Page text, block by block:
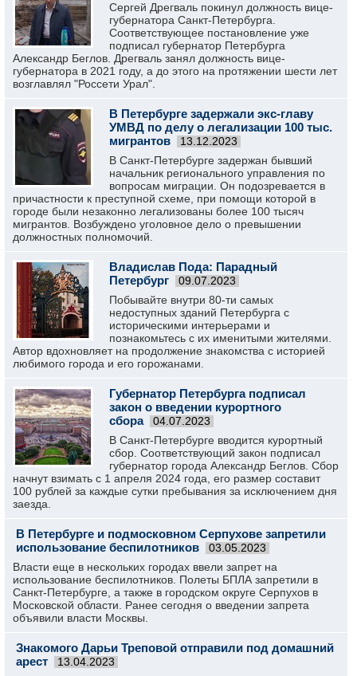
Сергей Дрегваль покинул должность вице-
губернатора Санкт-Петербурга.
Соответствующее постановление уже
подписал губернатор Петербурга
Александр Беглов. Дрегваль занял должность вице-
губернатора в 2021 году, а до этого на протяжении шести лет
возглавлял "Россети Урал".
В Петербурге задержали экс-главу
УМВД по делу о легализации 100 тыс.
мигрантов
13.12.2023
В Санкт-Петербурге задержан бывший
начальник регионального управления по
вопросам миграции. Он подозревается в
причастности к преступной схеме, при помощи которой в
городе были незаконно легализованы более 100 тысяч
мигрантов. Возбуждено уголовное дело о превышении
должностных полномочий.
Владислав Пода: Парадный
Петербург
09.07.2023
Побывайте внутри 80-ти самых
недоступных зданий Петербурга с
историческими интерьерами и
познакомьтесь с их именитыми жителями.
Автор вдохновляет на продолжение знакомства с историей
любимого города и его горожанами.
Губернатор Петербурга подписал
закон о введении курортного
сбора
04.07.2023
В Санкт-Петербурге вводится курортный
сбор. Соответствующий закон подписал
губернатор города Александр Беглов. Сбор
начнут взимать с 1 апреля 2024 года, его размер составит
100 рублей за каждые сутки пребывания за исключением дня
заезда.
В Петербурге и подмосковном Серпухове запретили
использование беспилотников
03.05.2023
Власти еще в нескольких городах ввели запрет на
использование беспилотников. Полеты БПЛА запретили в
Санкт-Петербурге, а также в городском округе Серпухов в
Московской области. Ранее сегодня о введении запрета
объявили власти Москвы.
Знакомого Дарьи Треповой отправили под домашний
арест
13.04.2023